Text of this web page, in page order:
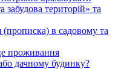
територій» та
(прописка) в садовому та
проживання
дачному будинку?